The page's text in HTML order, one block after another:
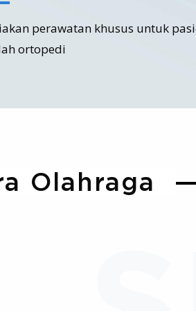
perawatan khusus untuk
ortopedi
Olahraga